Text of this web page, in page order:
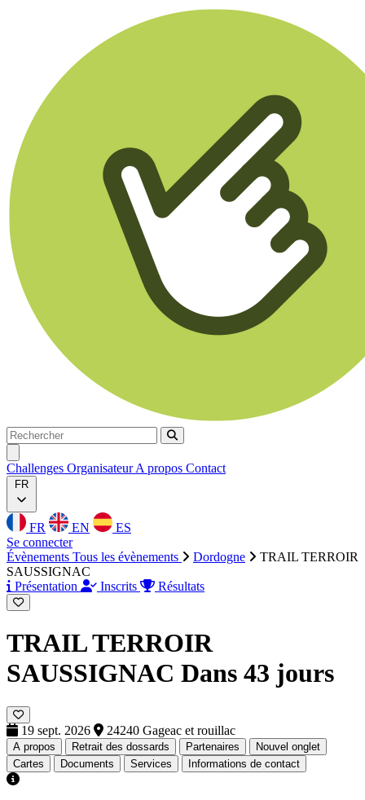
Rechercher
Rechercher
Challenges OrganisateurA propos Contact
FR
FR EN
ES
Se connecter
Évènements Tous les évènements Dordogne
TRAIL TERROIR
SAUSSIGNAC
Présentation
Inscrits Résultats
TRAIL TERROIR
SAUSSIGNAC Dans 43 jours
19 sept. 2026 24240 Gageac et rouillac
A propos Retrait des dossards Partenaires
Nouvel onglet
Cartes
Documents Services Informations de contact